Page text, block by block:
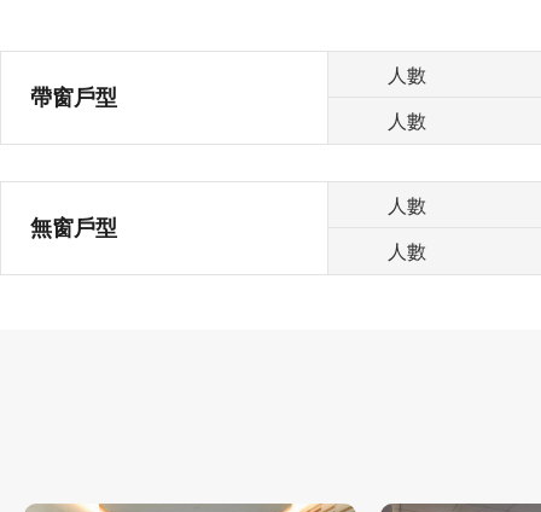
帶窗戶型
人數
人數
無窗戶型
人數
人數